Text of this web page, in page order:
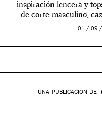
inspiración lencera y
de corte masculino,
01 / 09
UNA PUBLICACIÓN DE